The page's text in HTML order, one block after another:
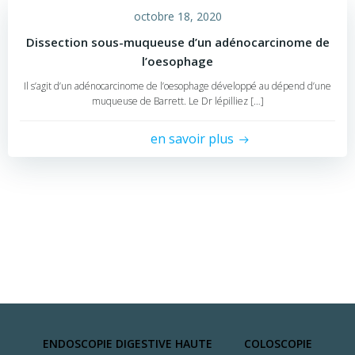
octobre 18, 2020
Dissection sous-muqueuse d’un adénocarcinome de
l’oesophage
Il s’agit d’un adénocarcinome de l’oesophage développé au dépend d’une
muqueuse de Barrett. Le Dr lépilliez […]
en savoir plus
ENDOSCOPIE DIGESTIVE HAUTE COLOSCOPIE